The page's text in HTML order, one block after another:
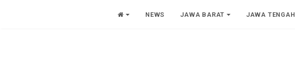
NEWS JAWA BARAT JAWA TENGAH